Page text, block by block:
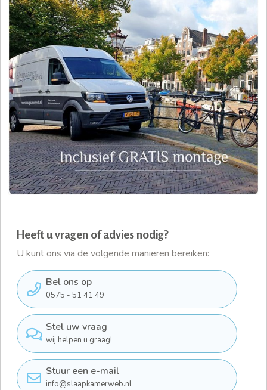
Heeft u vragen of advies nodig?
U kunt ons via de volgende manieren bereiken:
Bel ons op
0575 - 51 41 49
Stel uw vraag
wij helpen u graag!
Stuur een e-mail
info@slaapkamerweb.nl